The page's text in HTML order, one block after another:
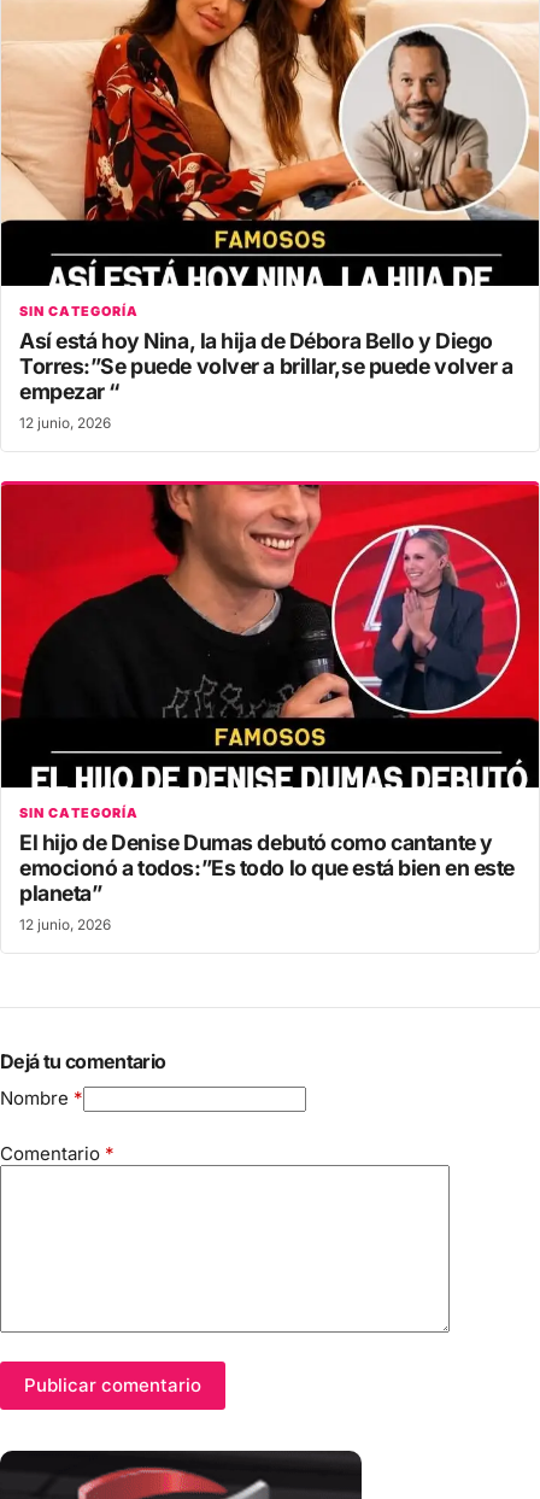
SIN CATEGORÍA
Así está hoy Nina, la hija de Débora Bello y Diego
Torres:”Se puede volver a brillar,se puede volver a
empezar “
12 junio, 2026
SIN CATEGORÍA
El hijo de Denise Dumas debutó como cantante y
emocionó a todos:”Es todo lo que está bien en este
planeta”
12 junio, 2026
Dejá tu comentario
Nombre *
Comentario *
Publicar comentario